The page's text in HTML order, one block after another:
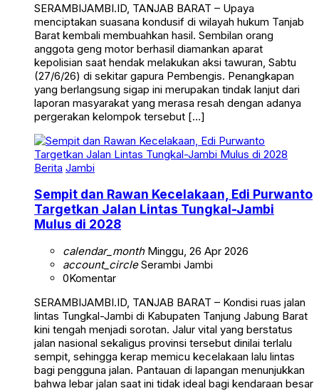
menciptakan suasana kondusif di wilayah hukum Tanjab
Barat kembali membuahkan hasil. Sembilan orang
anggota geng motor berhasil diamankan aparat
kepolisian saat hendak melakukan aksi tawuran, Sabtu
(27/6/26) di sekitar gapura Pembengis. Penangkapan
yang berlangsung sigap ini merupakan tindak lanjut dari
laporan masyarakat yang merasa resah dengan adanya
pergerakan kelompok tersebut […]
Berita Jambi
Targetkan Jalan Lintas Tungkal-Jambi
Mulus di 2028
account_circleSerambi Jambi
0Komentar
lintas Tungkal-Jambi di Kabupaten Tanjung Jabung Barat
kini tengah menjadi sorotan. Jalur vital yang berstatus
jalan nasional sekaligus provinsi tersebut dinilai terlalu
sempit, sehingga kerap memicu kecelakaan lalu lintas
bagi pengguna jalan. Pantauan di lapangan menunjukkan
bahwa lebar jalan saat ini tidak ideal bagi kendaraan besar
yang melintas. […]